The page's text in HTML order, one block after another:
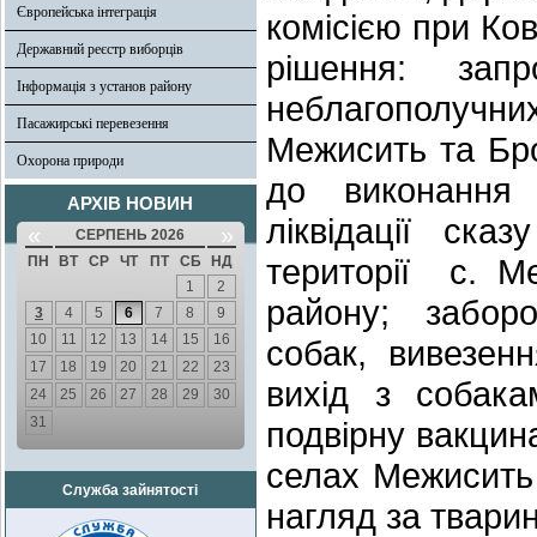
Європейська інтеграція
Державний реєстр виборців
Інформація з установ району
Пасажирські перевезення
Охорона природи
АРХІВ НОВИН
« СЕРПЕНЬ 2026 »
ПН ВТ СР ЧТ ПТ СБ
НД
1
2
3
4 5 6 7 8
9
10
11 12 13 14 15
16
17
18 19 20 21 22
23
24
25 26 27 28 29
30
31
Служба зайнятості
комісією при
рішення:
Межисить та
до
ліквідації
території с.
району;
собак,
вихід з
подвірну
селах
нагляд за